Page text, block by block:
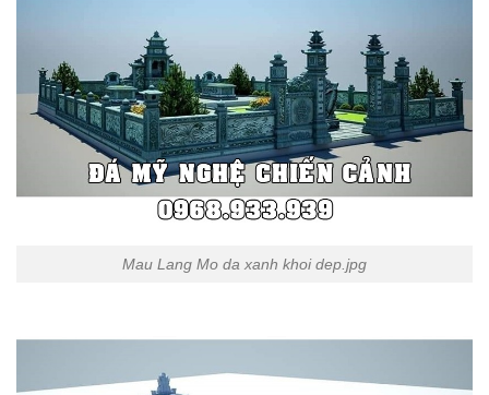
Mau Lang Mo da xanh khoi dep.jpg